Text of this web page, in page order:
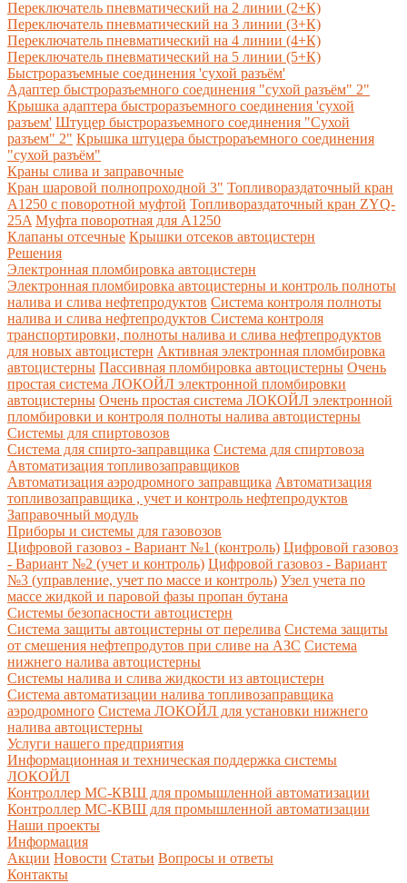
Переключатель пневматический на 2 линии (2+К)
Переключатель пневматический на 3 линии (3+К)
Переключатель пневматический на 4 линии (4+К)
Переключатель пневматический на 5 линии (5+К)
Быстроразъемные соединения 'сухой разъём'
Адаптер быстроразъемного соединения "сухой разъём" 2"
Крышка адаптера быстроразъемного соединения 'сухой
разъем' Штуцер быстроразъемного соединения "Сухой
разъем" 2" Крышка штуцера быстрораъемного соединения
"сухой разъём"
Краны слива и заправочные
Кран шаровой полнопроходной 3" Топливораздаточный кран
A1250 с поворотной муфтой Топливораздаточный кран ZYQ-
25A Муфта поворотная для А1250
Клапаны отсечные Крышки отсеков автоцистерн
Решения
Электронная пломбировка автоцистерн
Электронная пломбировка автоцистерны и контроль полноты
налива и слива нефтепродуктов Система контроля полноты
налива и слива нефтепродуктов Система контроля
транспортировки, полноты налива и слива нефтепродуктов
для новых автоцистерн Активная электронная пломбировка
автоцистерны Пассивная пломбировка автоцистерны Очень
простая система ЛОКОЙЛ электронной пломбировки
автоцистерны Очень простая система ЛОКОЙЛ электронной
пломбировки и контроля полноты налива автоцистерны
Системы для спиртовозов
Система для спирто-заправщика Система для спиртовоза
Автоматизация топливозаправщиков
Автоматизация аэродромного заправщика Автоматизация
топливозаправщика , учет и контроль нефтепродуктов
Заправочный модуль
Приборы и системы для газовозов
Цифровой газовоз - Вариант №1 (контроль) Цифровой газовоз
- Вариант №2 (учет и контроль) Цифровой газовоз - Вариант
№3 (управление, учет по массе и контроль) Узел учета по
массе жидкой и паровой фазы пропан бутана
Системы безопасности автоцистерн
Система защиты автоцистерны от перелива Система защиты
от смешения нефтепродутов при сливе на АЗС Система
нижнего налива автоцистерны
Системы налива и слива жидкости из автоцистерн
Система автоматизации налива топливозаправщика
аэродромного Система ЛОКОЙЛ для установки нижнего
налива автоцистерны
Услуги нашего предприятия
Информационная и техническая поддержка системы
ЛОКОЙЛ
Контроллер МС-КВШ для промышленной автоматизации
Контроллер МС-КВШ для промышленной автоматизации
Наши проекты
Информация
Акции Новости Статьи Вопросы и ответы
Контакты